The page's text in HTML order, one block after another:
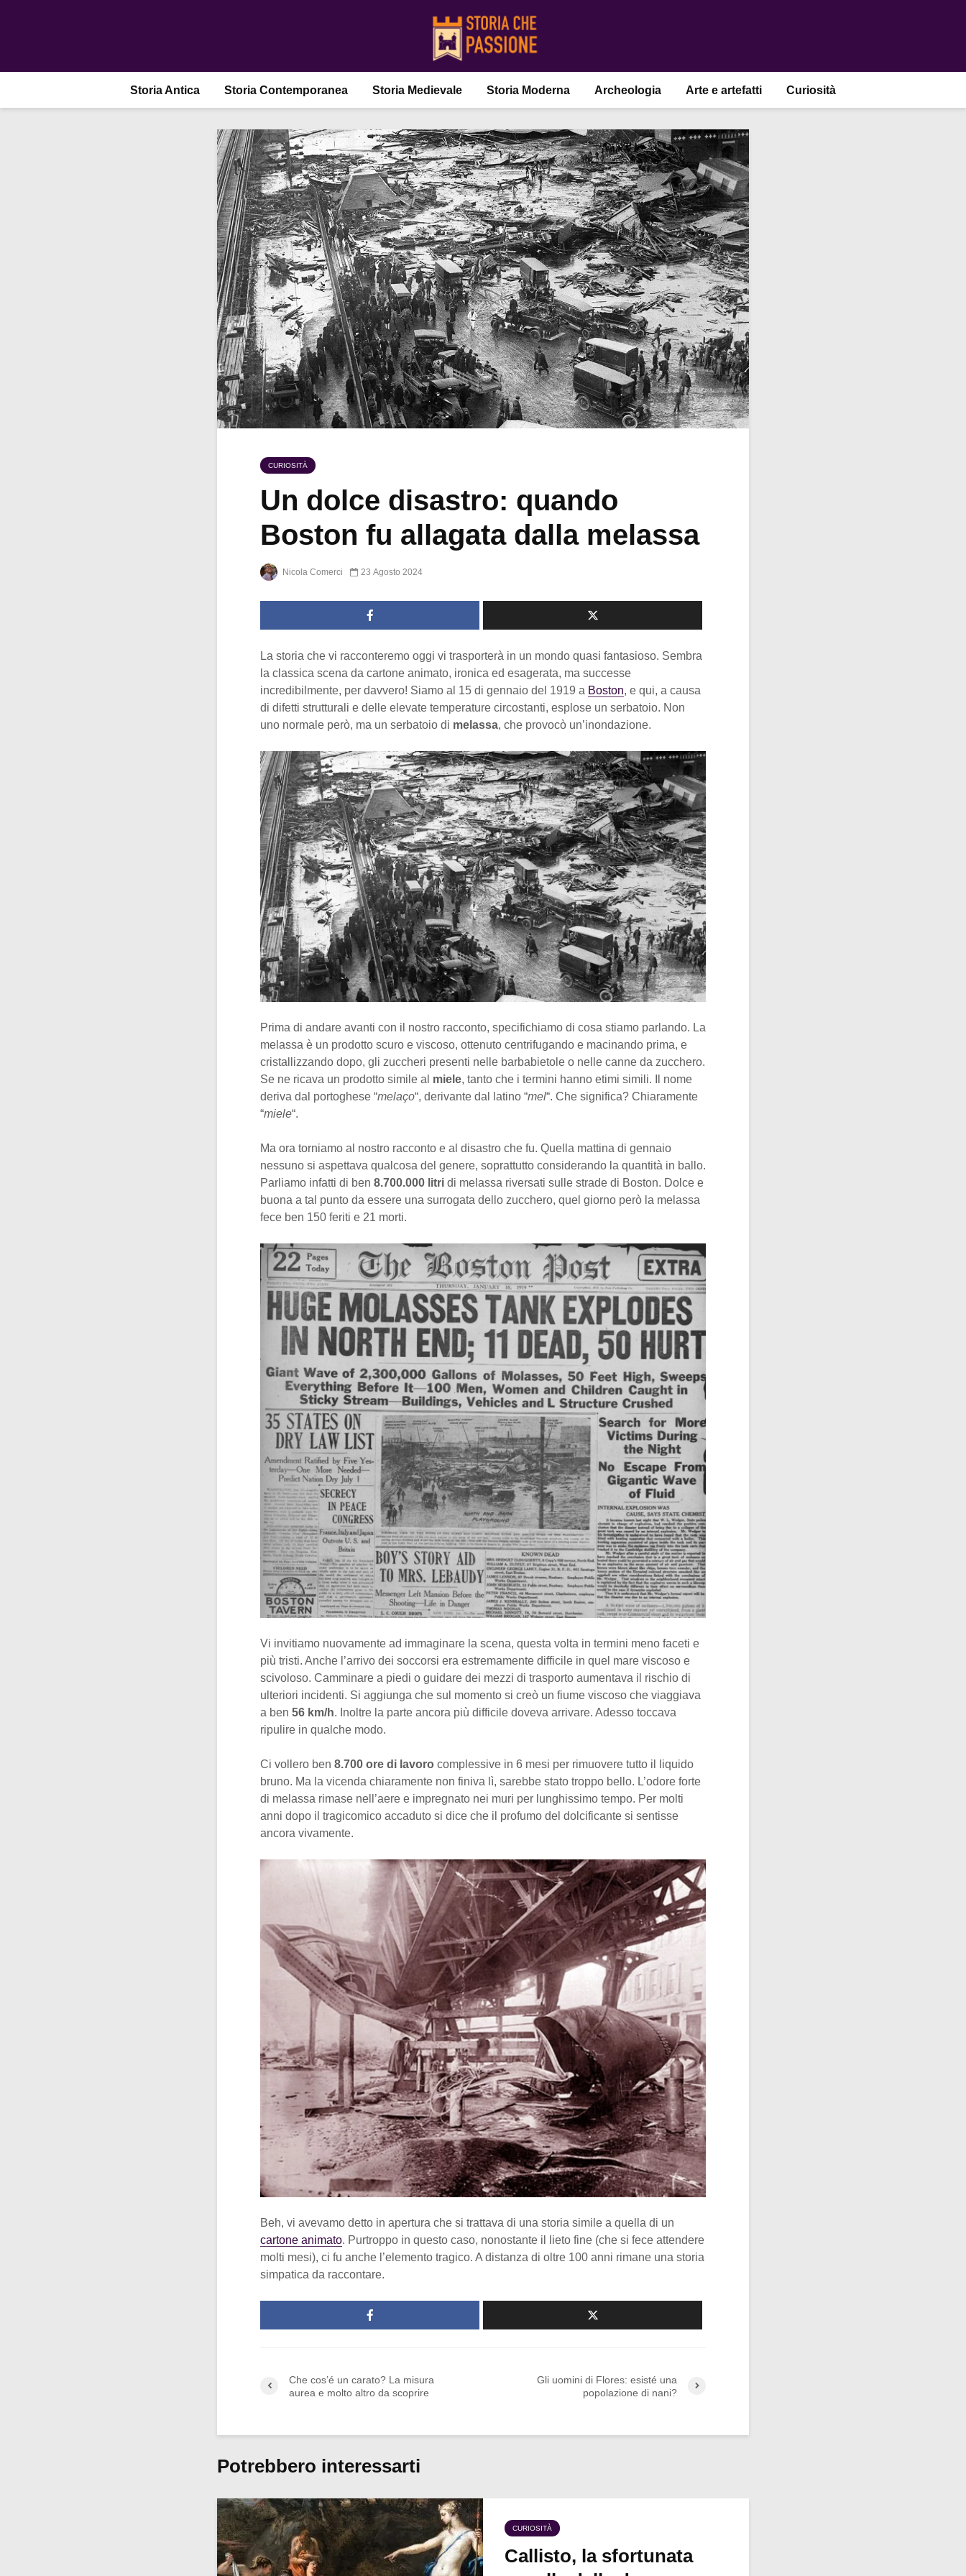
Storia Antica Storia Contemporanea Storia Medievale Storia Moderna Archeologia Arte e artefatti Curiosità
CURIOSITÀ
Un dolce disastro: quando
Boston fu allagata dalla melassa
Nicola Comerci 23 Agosto 2024
La storia che vi racconteremo oggi vi trasporterà in un mondo quasi fantasioso. Sembra
la classica scena da cartone animato, ironica ed esagerata, ma successe
incredibilmente, per davvero! Siamo al 15 di gennaio del 1919 a Boston, e qui, a causa
di difetti strutturali e delle elevate temperature circostanti, esplose un serbatoio. Non
uno normale però, ma un serbatoio di melassa, che provocò un’inondazione.
Prima di andare avanti con il nostro racconto, specifichiamo di cosa stiamo parlando. La
melassa è un prodotto scuro e viscoso, ottenuto centrifugando e macinando prima, e
cristallizzando dopo, gli zuccheri presenti nelle barbabietole o nelle canne da zucchero.
Se ne ricava un prodotto simile al miele, tanto che i termini hanno etimi simili. Il nome
deriva dal portoghese “melaço“, derivante dal latino “mel“. Che significa? Chiaramente
“miele“.
Ma ora torniamo al nostro racconto e al disastro che fu. Quella mattina di gennaio
nessuno si aspettava qualcosa del genere, soprattutto considerando la quantità in ballo.
Parliamo infatti di ben 8.700.000 litri di melassa riversati sulle strade di Boston. Dolce e
buona a tal punto da essere una surrogata dello zucchero, quel giorno però la melassa
fece ben 150 feriti e 21 morti.
Vi invitiamo nuovamente ad immaginare la scena, questa volta in termini meno faceti e
più tristi. Anche l’arrivo dei soccorsi era estremamente difficile in quel mare viscoso e
scivoloso. Camminare a piedi o guidare dei mezzi di trasporto aumentava il rischio di
ulteriori incidenti. Si aggiunga che sul momento si creò un fiume viscoso che viaggiava
a ben 56 km/h. Inoltre la parte ancora più difficile doveva arrivare. Adesso toccava
ripulire in qualche modo.
Ci vollero ben 8.700 ore di lavoro complessive in 6 mesi per rimuovere tutto il liquido
bruno. Ma la vicenda chiaramente non finiva lì, sarebbe stato troppo bello. L’odore forte
di melassa rimase nell’aere e impregnato nei muri per lunghissimo tempo. Per molti
anni dopo il tragicomico accaduto si dice che il profumo del dolcificante si sentisse
ancora vivamente.
Beh, vi avevamo detto in apertura che si trattava di una storia simile a quella di un
cartone animato. Purtroppo in questo caso, nonostante il lieto fine (che si fece attendere
molti mesi), ci fu anche l’elemento tragico. A distanza di oltre 100 anni rimane una storia
simpatica da raccontare.
Che cos’é un carato? La misura
aurea e molto altro da scoprire
Gli uomini di Flores: esisté una
popolazione di nani?
Potrebbero interessarti
CURIOSITÀ
Callisto, la sfortunata